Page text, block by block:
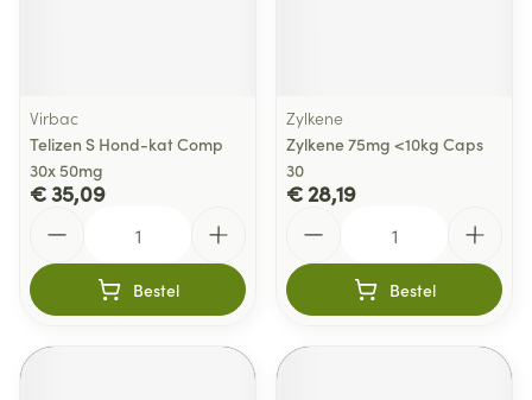
Virbac
Telizen S Hond-kat Comp
30x 50mg
€ 35,09
Bestel
Zylkene
Zylkene 75mg <10kg Caps
30
€ 28,19
Bestel